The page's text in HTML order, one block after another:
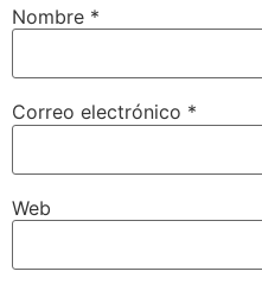
Nombre *
Correo electrónico *
Web